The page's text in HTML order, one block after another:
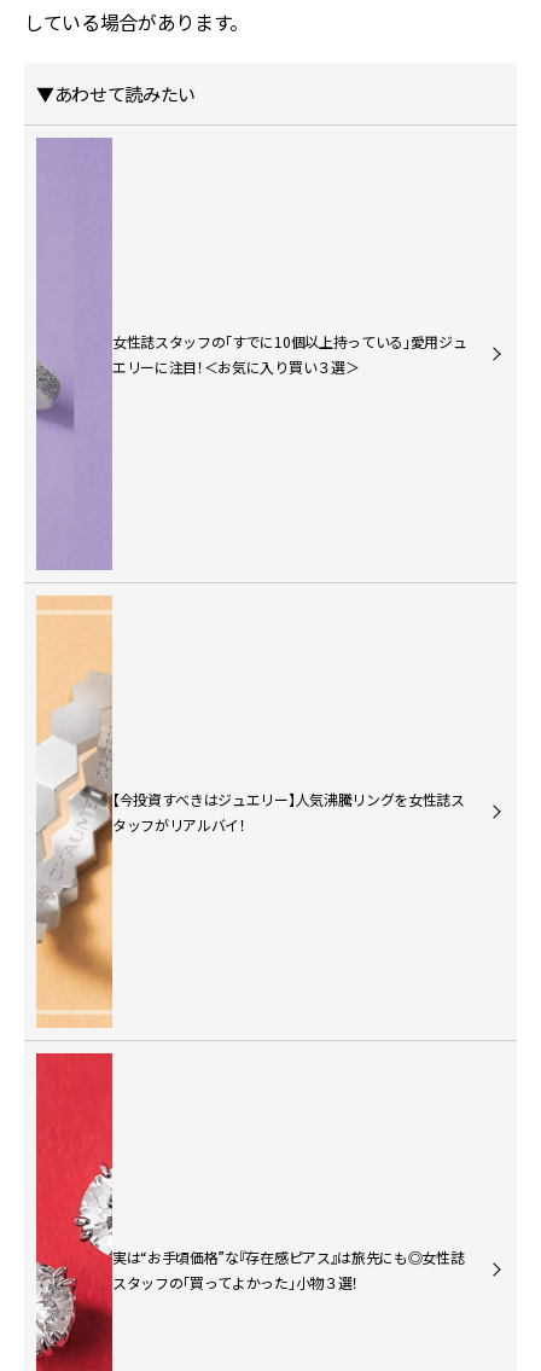
している場合があります。
▼あわせて読みたい
女性誌スタッフの「すでに10個以上持っている」愛用ジュ
エリーに注目！＜お気に入り買い３選＞
【今投資すべきはジュエリー】人気沸騰リングを女性誌ス
タッフがリアルバイ！
実は“お手頃価格”な『存在感ピアス』は旅先にも◎女性誌
スタッフの「買ってよかった」小物３選！